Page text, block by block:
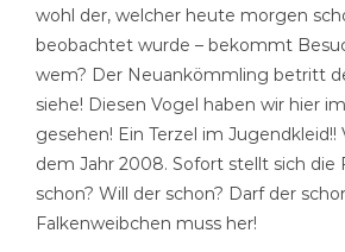
wohl der, welcher heute morgen
beobachtet wurde – bekommt
wem? Der Neuankömmling betritt
siehe! Diesen Vogel haben wir hier
gesehen! Ein Terzel im Jugendkleid!!
dem Jahr 2008. Sofort stellt sich die
schon? Will der schon? Darf der
Falkenweibchen muss her!